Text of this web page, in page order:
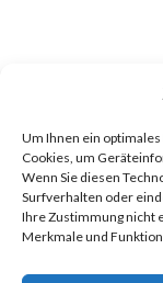
Um Ihnen ein
Cookies, um
Wenn Sie diesen
Surfverhalten oder
Ihre Zustimmung nicht
Merkmale und
Hinterbergstrasse 36
6312 Steinhausen
E-Mail: